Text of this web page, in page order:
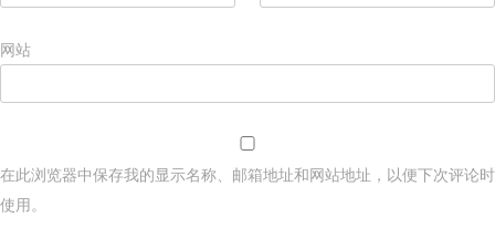
网站
在此浏览器中保存我的显示名称、邮箱地址和网站地址，以便下次评论时
使用。